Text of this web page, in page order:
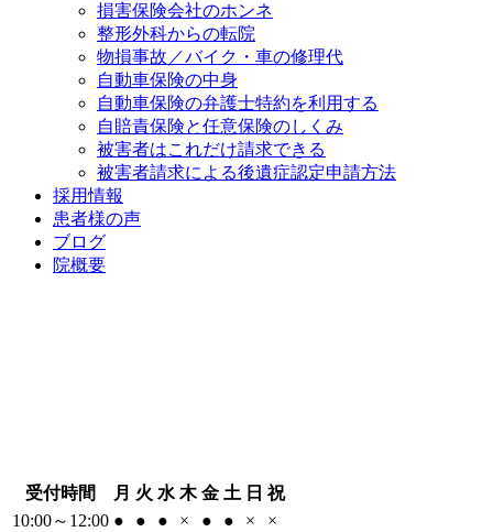
損害保険会社のホンネ
整形外科からの転院
物損事故／バイク・車の修理代
自動車保険の中身
自動車保険の弁護士特約を利用する
自賠責保険と任意保険のしくみ
被害者はこれだけ請求できる
被害者請求による後遺症認定申請方法
採用情報
患者様の声
ブログ
院概要
受付時間 月 火 水 木 金 土 日 祝
10:00～12:00 ● ● ● × ● ● ×
×